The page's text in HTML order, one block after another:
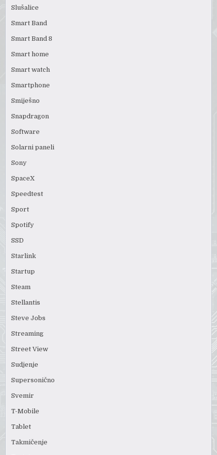
Slušalice
Smart Band
Smart Band 8
Smart home
Smart watch
Smartphone
Smiješno
Snapdragon
Software
Solarni paneli
Sony
SpaceX
Speedtest
Sport
Spotify
SSD
Starlink
Startup
Steam
Stellantis
Steve Jobs
Streaming
Street View
Sudjenje
Supersonično
Svemir
T-Mobile
Tablet
Takmičenje